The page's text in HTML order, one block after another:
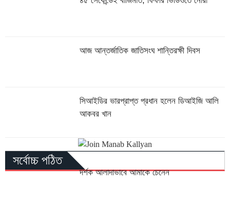
আজ আন্তর্জাতিক জাতিসংঘ শান্তিরক্ষী দিবস
সিআইডির ভারপ্রাপ্ত প্রধান হলেন ডিআইজি আলি
আকবর খান
সর্বোচ্চ পঠিত
দর্শক আলাদাভাবে আমাকে চেনেন